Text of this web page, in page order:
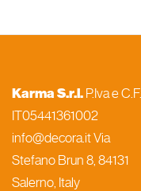
Karma S.r.l. P.Iva e C.F.
IT05441361002
info@decora.it Via
Stefano Brun 8, 84131
Salerno, Italy